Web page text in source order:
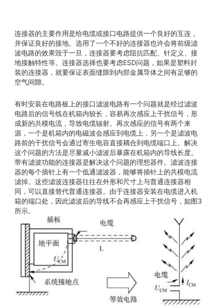
连接器的主要作用是给电缆或接口电路提供一个良好的互连，
并保证良好的接地。选用了一个不好的连接器也许会将前级滤
波电路的效果毁于一旦，连接器要考虑阻抗匹配、针定义、接
地接触特性等。连接器选择也要考虑ESD问题，如果是塑料封
装的连接器，就要保证表面缝隙到内部金属导体之间有足够的
空气间隙。
有时安装在电路板上的接口滤波电路有一个问题就是经过滤波
电路后的信号线在机箱内较长，容易再次感应上干扰信号，形
成新的共模电流，导致电缆辐射。再次感应的信号有两个来
源，一个是机箱内的电磁波会感应到电缆上，另一个是滤波电
路前的干扰信号会通过寄生电容直接耦合到电缆端口上。解决
这个问题的方法是尽量减小滤波后暴露在机箱内的导线长度。
带有滤波功能的连接器是解决这个问题的理想器件。滤波连接
器的每个插针上有一个低通滤波器，能够将插针上的共模电流
滤掉。这些滤波连接器往往在外形和尺寸上与普通连接器相
同，可以直接替代普通连接器。由于连接器安装在电缆进入机
箱的端口处，因此滤波后的导线不会再感应上干扰信号，如图3
所示。